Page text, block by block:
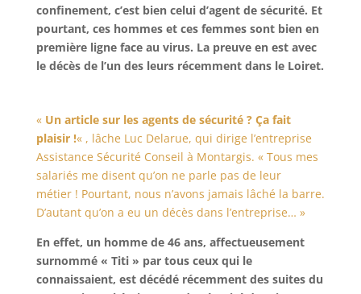
confinement, c’est bien celui d’agent de sécurité. Et
pourtant, ces hommes et ces femmes sont bien en
première ligne face au virus. La preuve en est avec
le décès de l’un des leurs récemment dans le Loiret.
« Un article sur les agents de sécurité ? Ça fait
plaisir !« , lâche Luc Delarue, qui dirige l’entreprise
Assistance Sécurité Conseil à Montargis. « Tous mes
salariés me disent qu’on ne parle pas de leur
métier ! Pourtant, nous n’avons jamais lâché la barre.
D’autant qu’on a eu un décès dans l’entreprise… »
En effet, un homme de 46 ans, affectueusement
surnommé « Titi » par tous ceux qui le
connaissaient, est décédé récemment des suites du